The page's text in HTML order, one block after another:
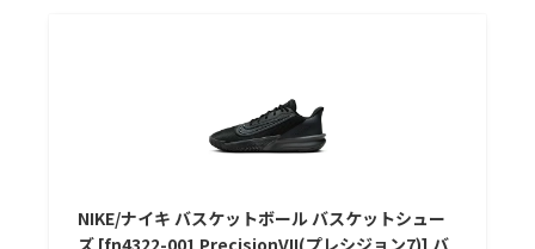
NIKE/ナイキ バスケットボール バスケットシュー